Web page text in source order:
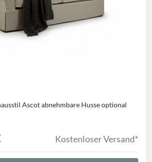
Ascot abnehmbare Husse optional
Kostenloser Versand*